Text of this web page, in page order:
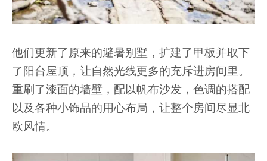
他们更新了原来的避暑别墅，扩建了甲板并取下
了阳台屋顶，让自然光线更多的充斥进房间里。
重刷了漆面的墙壁，配以帆布沙发，色调的搭配
以及各种小饰品的用心布局，让整个房间尽显北
欧风情。